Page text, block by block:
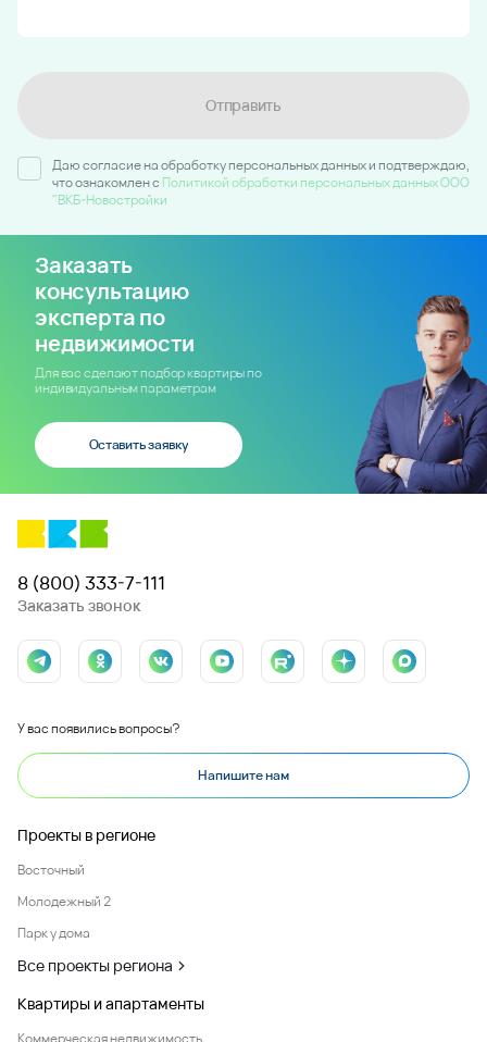
Отправить
Даю согласие на обработку персональных данных и подтверждаю,
что ознакомлен c Политикой обработки персональных данных ООО
"ВКБ-Новостройки
Заказать
консультацию
эксперта по
недвижимости
Для вас сделают подбор квартиры по
индивидуальным параметрам
Оставить заявку
8 (800) 333-7-111
Заказать звонок
У вас появились вопросы?
Напишите нам
Проекты в регионе
Восточный
Молодежный 2
Парк у дома
Все проекты региона
Квартиры и апартаменты
Коммерческая недвижимость